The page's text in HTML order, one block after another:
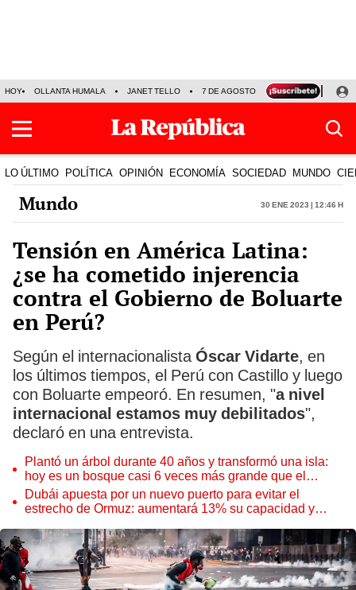
HOY OLLANTA HUMALA JANET TELLO 7 DE AGOSTO TINKA RESULTADOS
LO ÚLTIMO POLÍTICA OPINIÓN ECONOMÍA SOCIEDAD MUNDO
Mundo 30 Ene 2023 | 12:46 h
Tensión en América Latina:
¿se ha cometido injerencia
contra el Gobierno de Boluarte
en Perú?
Según el internacionalista Óscar Vidarte, en
los últimos tiempos, el Perú con Castillo y luego
con Boluarte empeoró. En resumen, "a nivel
internacional estamos muy debilitados",
declaró en una entrevista.
Plantó un árbol durante 40 años y transformó una isla:
hoy es un bosque casi 6 veces más grande que el
Parque de las Leyendas
Dubái apuesta por un nuevo puerto para evitar el
estrecho de Ormuz: aumentará 13% su capacidad y